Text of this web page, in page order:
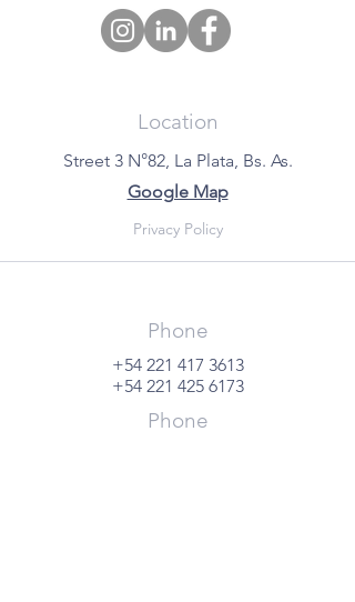
Location
Street 3 N°82, La Plata, Bs. As.
Google Map
Privacy Policy
Phone
+54 221 417 3613
+54 221 425 6173
Phone